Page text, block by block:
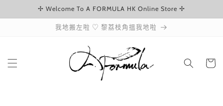
跳至內容✢ Welcome To A FORMULA HK Online Store ✢
我地搬左啦 ♡ 黎荔枝角搵我地啦
物